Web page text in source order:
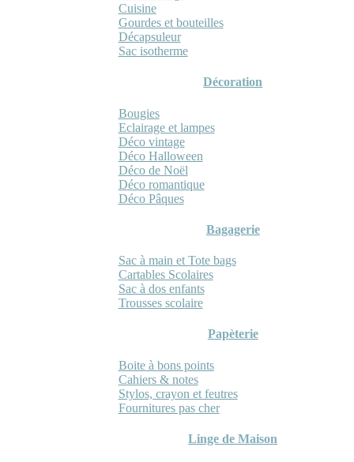
Cuisine
Gourdes et bouteilles
Décapsuleur
Sac isotherme
Décoration
Bougies
Eclairage et lampes
Déco vintage
Déco Halloween
Déco de Noël
Déco romantique
Déco Pâques
Bagagerie
Sac à main et Tote bags
Cartables Scolaires
Sac à dos enfants
Trousses scolaire
Papèterie
Boite à bons points
Cahiers & notes
Stylos, crayon et feutres
Fournitures pas cher
Linge de Maison